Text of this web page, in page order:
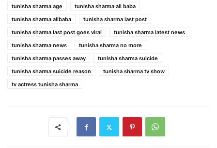
tunisha sharma age
tunisha sharma ali baba
tunisha sharma alibaba
tunisha sharma last post
tunisha sharma last post goes viral
tunisha sharma latest news
tunisha sharma news
tunisha sharma no more
tunisha sharma passes away
tunisha sharma suicide
tunisha sharma suicide reason
tunisha sharma tv show
tv actress tunisha sharma